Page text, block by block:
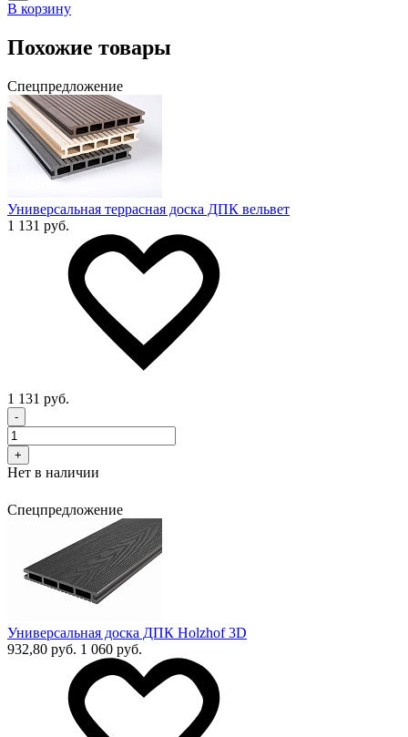
В корзину
Похожие товары
Спецпредложение
Универсальная террасная доска ДПК вельвет
1 131 руб.
1 131 руб.
-
+
Нет в наличии
Спецпредложение
Универсальная доска ДПК Holzhof 3D
932,80 руб. 1 060 руб.